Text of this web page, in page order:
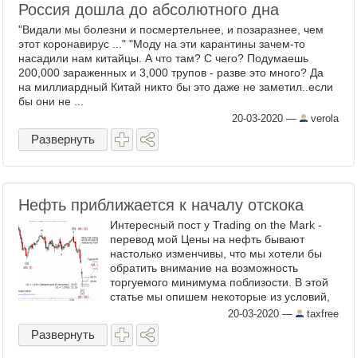
Россия дошла до абсолютного дна
"Видали мы болезни и посмертельнее, и позаразнее, чем
этот коронавирус ..." "Моду на эти карантины зачем-то
насадили нам китайцы. А что там? С чего? Подумаешь
200,000 зараженных и 3,000 трупов - разве это много? Да
на миллиардный Китай никто бы это даже не заметил..если
бы они не ...
20-03-2020 — verola
Развернуть
Нефть приближается к началу отскока
Интересный пост у Trading on the Mark -
перевод мой Цены на нефть бывают
настолько изменчивы, что мы хотели бы
обратить внимание на возможность
торгуемого минимума поблизости. В этой
статье мы опишем некоторые из условий,
за которыми стоит наблюдать. В последних
неделях 2018 года ...
20-03-2020 — taxfree
Развернуть